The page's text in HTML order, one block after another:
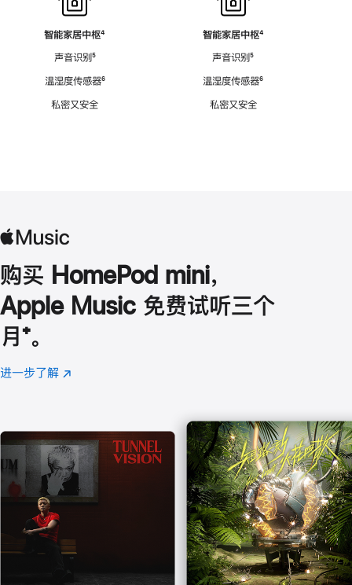
智能家居中枢脚
⁴
声音识别脚
⁵
温湿度传感器脚
⁶
私密又安全
智能家居中枢脚
⁴
声音识别脚
⁵
温湿度传感器脚
⁶
私密又安全
购买 HomePod mini，
Apple Music 免费试听三个
月 脚
注
⁺。
进一步了解 Apple
(在
口
中
打
开)